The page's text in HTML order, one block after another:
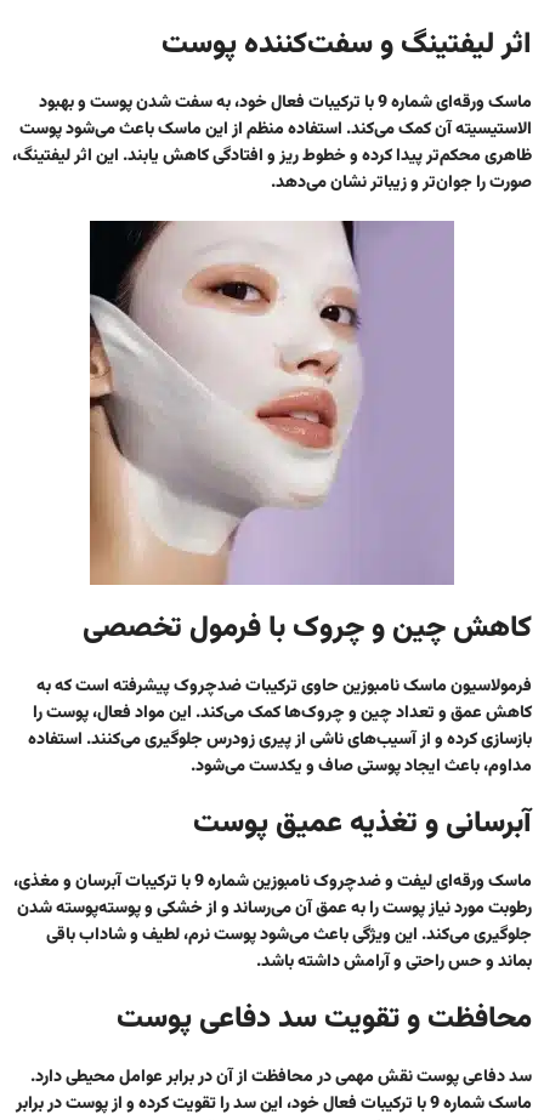
اثر لیفتینگ و سفت‌کننده پوست
ماسک ورقه‌ای شماره 9 با ترکیبات فعال خود، به سفت شدن پوست و بهبود
الاستیسیته آن کمک می‌کند. استفاده منظم از این ماسک باعث می‌شود پوست
ظاهری محکم‌تر پیدا کرده و خطوط ریز و افتادگی کاهش یابند. این اثر لیفتینگ،
صورت را جوان‌تر و زیباتر نشان می‌دهد.
کاهش چین و چروک با فرمول تخصصی
فرمولاسیون ماسک نامبوزین حاوی ترکیبات ضدچروک پیشرفته است که به
کاهش عمق و تعداد چین و چروک‌ها کمک می‌کند. این مواد فعال، پوست را
بازسازی کرده و از آسیب‌های ناشی از پیری زودرس جلوگیری می‌کنند. استفاده
مداوم، باعث ایجاد پوستی صاف و یکدست می‌شود.
آبرسانی و تغذیه عمیق پوست
ماسک ورقه‌ای لیفت و ضدچروک نامبوزین شماره 9 با ترکیبات آبرسان و مغذی،
رطوبت مورد نیاز پوست را به عمق آن می‌رساند و از خشکی و پوسته‌پوسته شدن
جلوگیری می‌کند. این ویژگی باعث می‌شود پوست نرم، لطیف و شاداب باقی
بماند و حس راحتی و آرامش داشته باشد.
محافظت و تقویت سد دفاعی پوست
سد دفاعی پوست نقش مهمی در محافظت از آن در برابر عوامل محیطی دارد.
ماسک شماره 9 با ترکیبات فعال خود، این سد را تقویت کرده و از پوست در برابر